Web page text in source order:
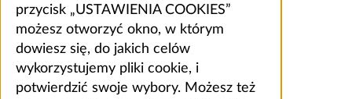
przycisk „USTAWIENIA COOKIES”
możesz otworzyć okno, w którym
dowiesz się, do jakich celów
wykorzystujemy pliki cookie, i
potwierdzić swoje wybory. Możesz też